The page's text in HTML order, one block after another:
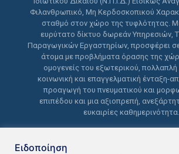
Φιλανθρωπικό, Μη Κερδοσκοπικού
σταθμό στον χώρο της τυφλότητας.
ευρύτατο δίκτυο δωρεάν Υπηρεσιών,
Παραγωγικών Εργαστηρίων, προσφέρει
άτομα με προβλήματα όρασης της
ομογενείς του εξωτερικού, πολλαπλή
κοινωνική και επαγγελματική ένταξη-
προαγωγή του πνευματικού και
επιπέδου και μια αξιοπρεπή,
ευκαιρίες καθημερινότητα.
Ειδοποίηση